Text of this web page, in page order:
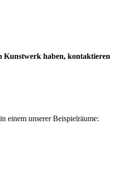
Kunstwerk haben, kontaktieren
einem unserer Beispielräume: